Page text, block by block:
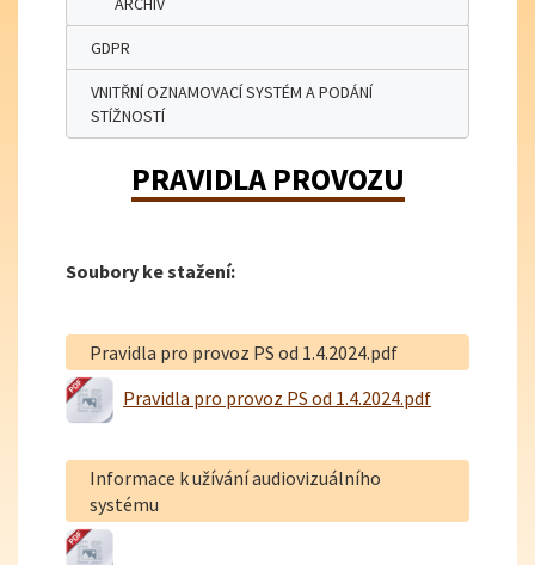
GDPR
VNITŘNÍ OZNAMOVACÍ SYSTÉM A PODÁNÍ
STÍŽNOSTÍ
PRAVIDLA PROVOZU
Soubory ke stažení:
Pravidla pro provoz PS od 1.4.2024.pdf
Pravidla pro provoz PS od 1.4.2024.pdf
Informace k užívání audiovizuálního
systému